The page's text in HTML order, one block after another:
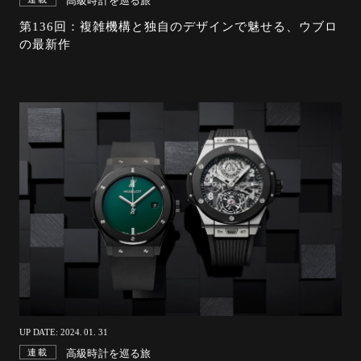
第136回：複雑機構と独自のデザインで魅せる、ウブロ
の最新作
UP DATE: 2024. 01. 31
連載 高級時計を巡る旅